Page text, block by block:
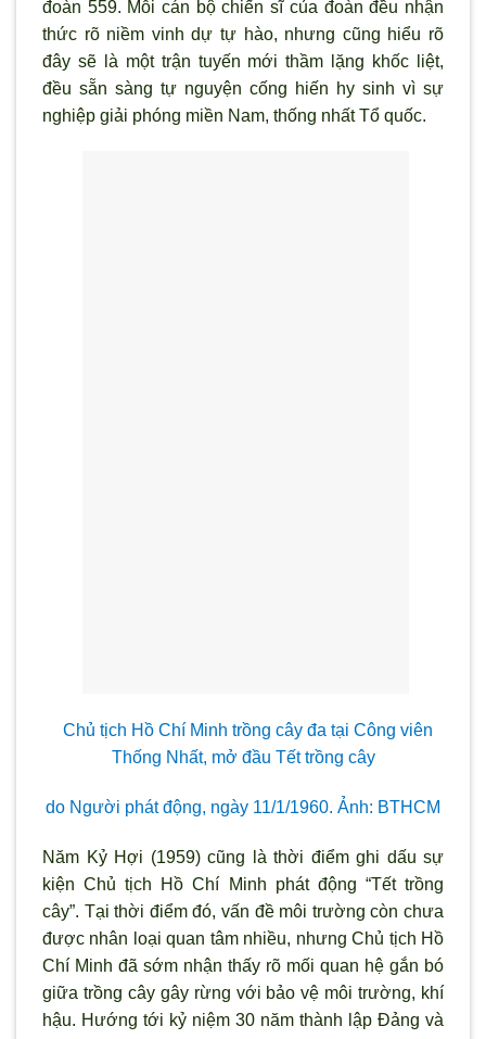
đoàn 559. Mỗi cán bộ chiến sĩ của đoàn đều nhận
thức rõ niềm vinh dự tự hào, nhưng cũng hiểu rõ
đây sẽ là một trận tuyến mới thầm lặng khốc liệt,
đều sẵn sàng tự nguyện cống hiến hy sinh vì sự
nghiệp giải phóng miền Nam, thống nhất Tổ quốc.
Chủ tịch Hồ Chí Minh trồng cây đa tại Công viên
Thống Nhất, mở đầu Tết trồng cây
do Người phát động, ngày 11/1/1960. Ảnh: BTHCM
Năm Kỷ Hợi (1959) cũng là thời điểm ghi dấu sự
kiện Chủ tịch Hồ Chí Minh phát động “Tết trồng
cây”. Tại thời điểm đó, vấn đề môi trường còn chưa
được nhân loại quan tâm nhiều, nhưng Chủ tịch Hồ
Chí Minh đã sớm nhận thấy rõ mối quan hệ gắn bó
giữa trồng cây gây rừng với bảo vệ môi trường, khí
hậu. Hướng tới kỷ niệm 30 năm thành lập Đảng và